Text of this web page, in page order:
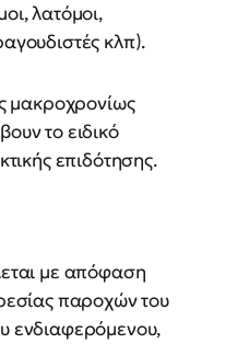
λατόμοι,
κλπ).
μακροχρονίως
το ειδικό
επιδότησης.
με απόφαση
παροχών του
ενδιαφερόμενου,